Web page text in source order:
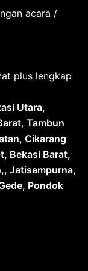
acara /
plus lengkap
Utara,
, Tambun
Cikarang
Bekasi Barat,
Jatisampurna,
Pondok